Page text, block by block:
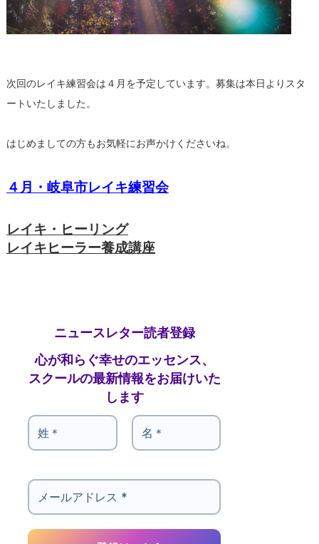
次回のレイキ練習会は４月を予定しています。募集は本日よりスタ
ートいたしました。
はじめましての方もお気軽にお声かけくださいね。
４月・岐阜市レイキ練習会
レイキ・ヒーリング
レイキヒーラー養成講座
ニュースレター読者登録
心が和らぐ幸せのエッセンス、
スクールの最新情報をお届けいた
します